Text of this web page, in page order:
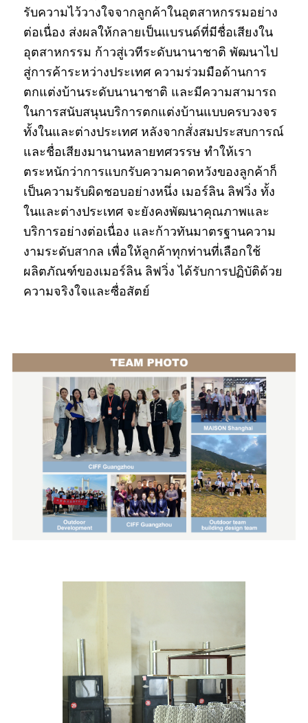
รับความไว้วางใจจากลูกค้าในอุตสาหกรรมอย่าง
ต่อเนื่อง ส่งผลให้กลายเป็นแบรนด์ที่มีชื่อเสียงใน
อุตสาหกรรม ก้าวสู่เวทีระดับนานาชาติ พัฒนาไป
สู่การค้าระหว่างประเทศ ความร่วมมือด้านการ
ตกแต่งบ้านระดับนานาชาติ และมีความสามารถ
ในการสนับสนุนบริการตกแต่งบ้านแบบครบวงจร
ทั้งในและต่างประเทศ หลังจากสั่งสมประสบการณ์
และชื่อเสียงมานานหลายทศวรรษ ทำให้เรา
ตระหนักว่าการแบกรับความคาดหวังของลูกค้าก็
เป็นความรับผิดชอบอย่างหนึ่ง เมอร์ลิน ลิฟวิ่ง ทั้ง
ในและต่างประเทศ จะยังคงพัฒนาคุณภาพและ
บริการอย่างต่อเนื่อง และก้าวทันมาตรฐานความ
งามระดับสากล เพื่อให้ลูกค้าทุกท่านที่เลือกใช้
ผลิตภัณฑ์ของเมอร์ลิน ลิฟวิ่ง ได้รับการปฏิบัติด้วย
ความจริงใจและซื่อสัตย์